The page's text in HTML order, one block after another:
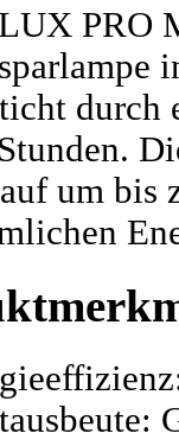
PRO
durch
um bis